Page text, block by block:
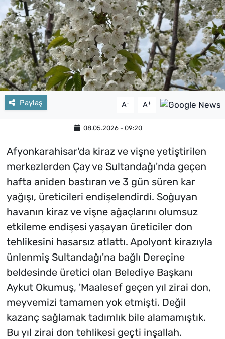
Paylaş A- A+
08.05.2026 - 09:20
Afyonkarahisar'da kiraz ve vişne yetiştirilen
merkezlerden Çay ve Sultandağı'nda geçen
hafta aniden bastıran ve 3 gün süren kar
yağışı, üreticileri endişelendirdi. Soğuyan
havanın kiraz ve vişne ağaçlarını olumsuz
etkileme endişesi yaşayan üreticiler don
tehlikesini hasarsız atlattı. Apolyont kirazıyla
ünlenmiş Sultandağı'na bağlı Dereçine
beldesinde üretici olan Belediye Başkanı
Aykut Okumuş, 'Maalesef geçen yıl zirai don,
meyvemizi tamamen yok etmişti. Değil
kazanç sağlamak tadımlık bile alamamıştık.
Bu yıl zirai don tehlikesi geçti inşallah.